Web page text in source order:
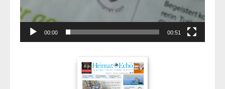
00:00 00:51